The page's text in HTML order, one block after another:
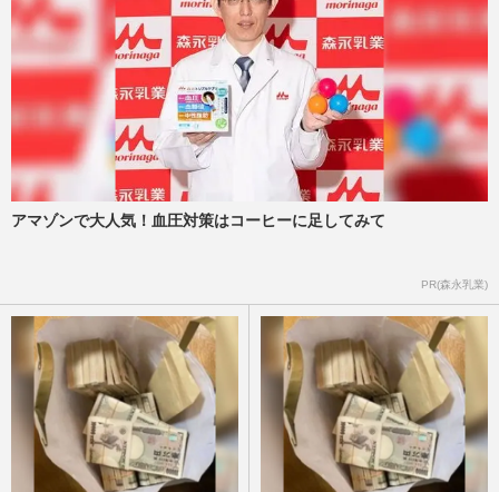
アマゾンで大人気！血圧対策はコーヒーに足してみて
PR(森永乳業)